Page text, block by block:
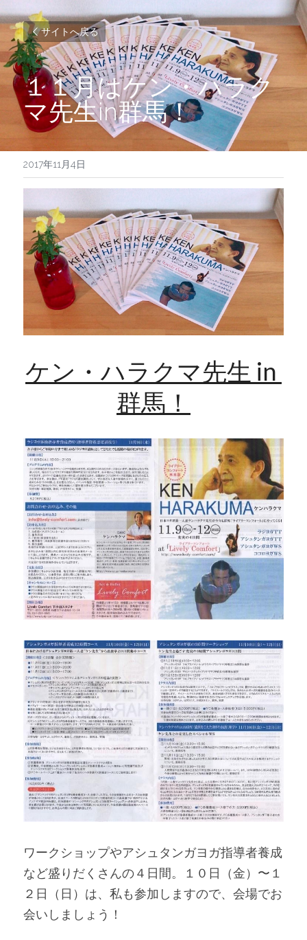
サイトへ戻る
１１月はケン・ハラク
マ先生in群馬！
2017年11月4日
ケン・ハラクマ先生 in
群馬！
ワークショップやアシュタンガヨガ指導者養成
など盛りだくさんの４日間。１０日（金）〜１
２日（日）は、私も参加しますので、会場でお
会いしましょう！